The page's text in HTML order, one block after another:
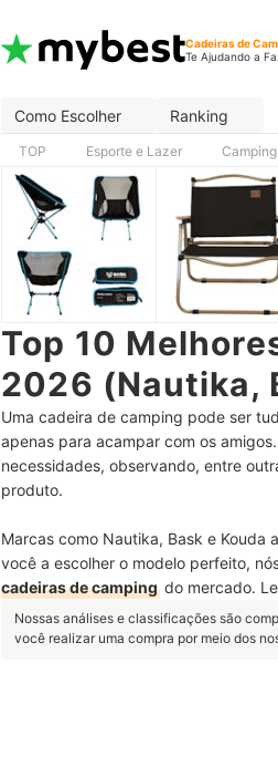
Cadeiras de
Te Ajudando a
Como Escolher Ranking
TOP Esporte e Lazer Camping
Top 10
2026 (Nautika,
Uma cadeira de camping pode ser
apenas para acampar com os
necessidades, observando, entre
produto.
Marcas como Nautika, Bask e
você a escolher o modelo perfeito,
cadeiras de camping do mercado.
Nossas análises e classificações são
você realizar uma compra por meio dos